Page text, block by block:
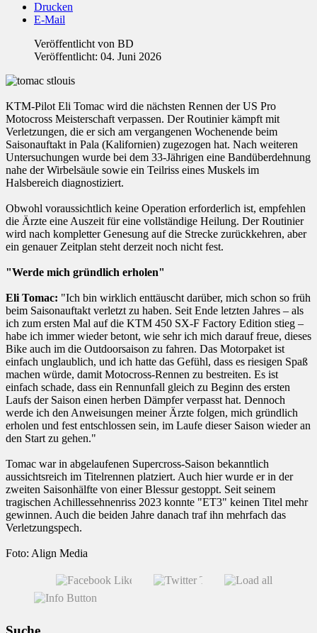
Drucken
E-Mail
Veröffentlicht von BD
Veröffentlicht: 04. Juni 2026
KTM-Pilot Eli Tomac wird die nächsten Rennen der US Pro
Motocross Meisterschaft verpassen. Der Routinier kämpft mit
Verletzungen, die er sich am vergangenen Wochenende beim
Saisonauftakt in Pala (Kalifornien) zugezogen hat. Nach weiteren
Untersuchungen wurde bei dem 33-Jährigen eine Bandüberdehnung
nahe der Wirbelsäule sowie ein Teilriss eines Muskels im
Halsbereich diagnostiziert.
Obwohl voraussichtlich keine Operation erforderlich ist, empfehlen
die Ärzte eine Auszeit für eine vollständige Heilung. Der Routinier
wird nach kompletter Genesung auf die Strecke zurückkehren, aber
ein genauer Zeitplan steht derzeit noch nicht fest.
"Werde mich gründlich erholen"
Eli Tomac: "Ich bin wirklich enttäuscht darüber, mich schon so früh
beim Saisonauftakt verletzt zu haben. Seit Ende letzten Jahres – als
ich zum ersten Mal auf die KTM 450 SX-F Factory Edition stieg –
habe ich immer wieder betont, wie sehr ich mich darauf freue, dieses
Bike auch im die Outdoorsaison zu fahren. Das Motorpaket ist
einfach unglaublich, und ich hatte das Gefühl, dass es riesigen Spaß
machen würde, damit Motocross-Rennen zu bestreiten. Es ist
einfach schade, dass ein Rennunfall gleich zu Beginn des ersten
Laufs der Saison einen herben Dämpfer verpasst hat. Dennoch
werde ich den Anweisungen meiner Ärzte folgen, mich gründlich
erholen und fest entschlossen sein, im Laufe dieser Saison wieder an
den Start zu gehen."
Tomac war in abgelaufenen Supercross-Saison bekanntlich
aussichtsreich im Titelrennen platziert. Auch hier wurde er in der
zweiten Saisonhälfte von einer Blessur gestoppt. Seit seinem
tragischen Achillessehnenriss 2023 konnte "ET3" keinen Titel mehr
gewinnen. Auch die beiden Jahre danach traf ihn mehrfach das
Verletzungspech.
Foto: Align Media